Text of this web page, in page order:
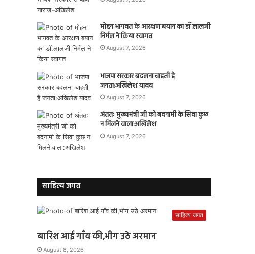
मोहन भागवत के आरक्षण बयान का डॉ.लालजी
निर्मल ने किया स्वागत
August 7, 2026
भाजपा सरकार बदलना चाहती है
जनता:अखिलेश यादव
August 7, 2026
अंततः मुख्यमंत्री जी को बदनामी के सिवा कुछ
न मिलने वाला:अखिलेश
August 7, 2026
साहित्य जगत
साहित्य जगत
बारिश आई गाँव की,भीग उठे अरमान
August 8, 2026